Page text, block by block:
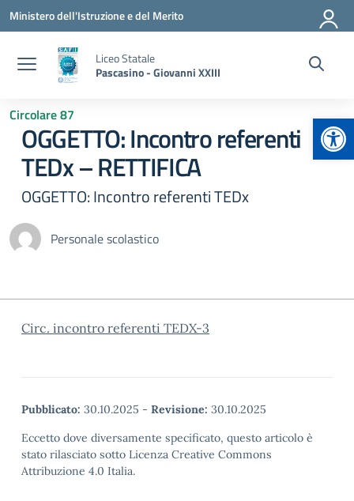
Vai ai contenuti
Vai al menu di navigazione
Vai al footer
Ministero dell'Istruzione e del Merito
Liceo Statale
Pascasino - Giovanni XXIII
Circolare 87
OGGETTO: Incontro referenti
TEDx – RETTIFICA
OGGETTO: Incontro referenti TEDx
Personale scolastico
Circ. incontro referenti TEDX-3
Pubblicato: 30.10.2025 - Revisione: 30.10.2025
Eccetto dove diversamente specificato, questo articolo è
stato rilasciato sotto Licenza Creative Commons
Attribuzione 4.0 Italia.